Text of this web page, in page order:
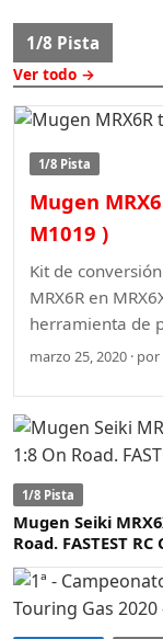
1/8 Pista
Ver todo →
1/8 Pista
Mugen
M1019 )
Kit de
MRX6R en
herramienta de
marzo 25, 2020 ·
1/8 Pista
Mugen Seiki
Road. FASTEST RC